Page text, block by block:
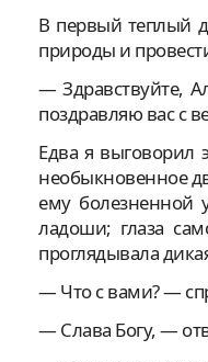
В первый теплый
природы и
— Здравствуйте,
поздравляю вас с
Едва я выговорил
необыкновенное
ему болезненной
ладоши; глаза
проглядывала
— Что с вами? —
— Слава Богу, —